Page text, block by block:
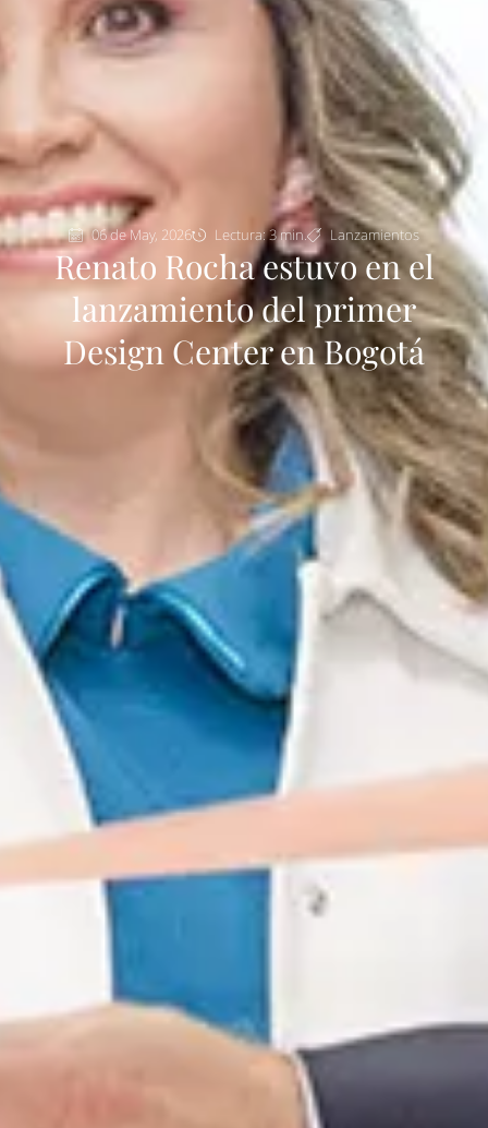
06 de May, 2026 Lectura: 3 min. Lanzamientos
Renato Rocha estuvo en el
lanzamiento del primer
Design Center en Bogotá